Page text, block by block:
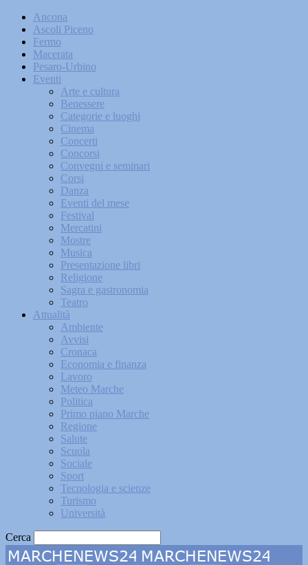
Ancona
Ascoli Piceno
Fermo
Macerata
Pesaro-Urbino
Eventi
Arte e cultura
Benessere
Categorie e luoghi
Cinema
Concerti
Concorsi
Convegni e seminari
Corsi
Danza
Eventi del mese
Festival
Mercatini
Mostre
Musica
Presentazione libri
Religione
Sagra e gastronomia
Teatro
Attualità
Ambiente
Avvisi
Cronaca
Economia e finanza
Lavoro
Meteo Marche
Politica
Primo piano Marche
Regione
Salute
Scuola
Sociale
Sport
Tecnologia e scienze
Turismo
Università
Cerca